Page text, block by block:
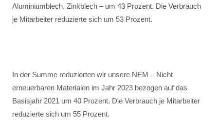
Aluminiumblech, Zinkblech – um 43 Prozent. Die Verbrauch
je Mitarbeiter reduzierte sich um 53 Prozent.
In der Summe reduzierten wir unsere NEM – Nicht
erneuerbaren Materialen im Jahr 2023 bezogen auf das
Basisjahr 2021 um 40 Prozent. Die Verbrauch je Mitarbeiter
reduzierte sich um 55 Prozent.